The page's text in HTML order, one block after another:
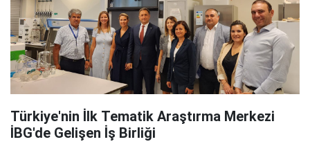
Türkiye'nin İlk Tematik Araştırma Merkezi
İBG'de Gelişen İş Birliği